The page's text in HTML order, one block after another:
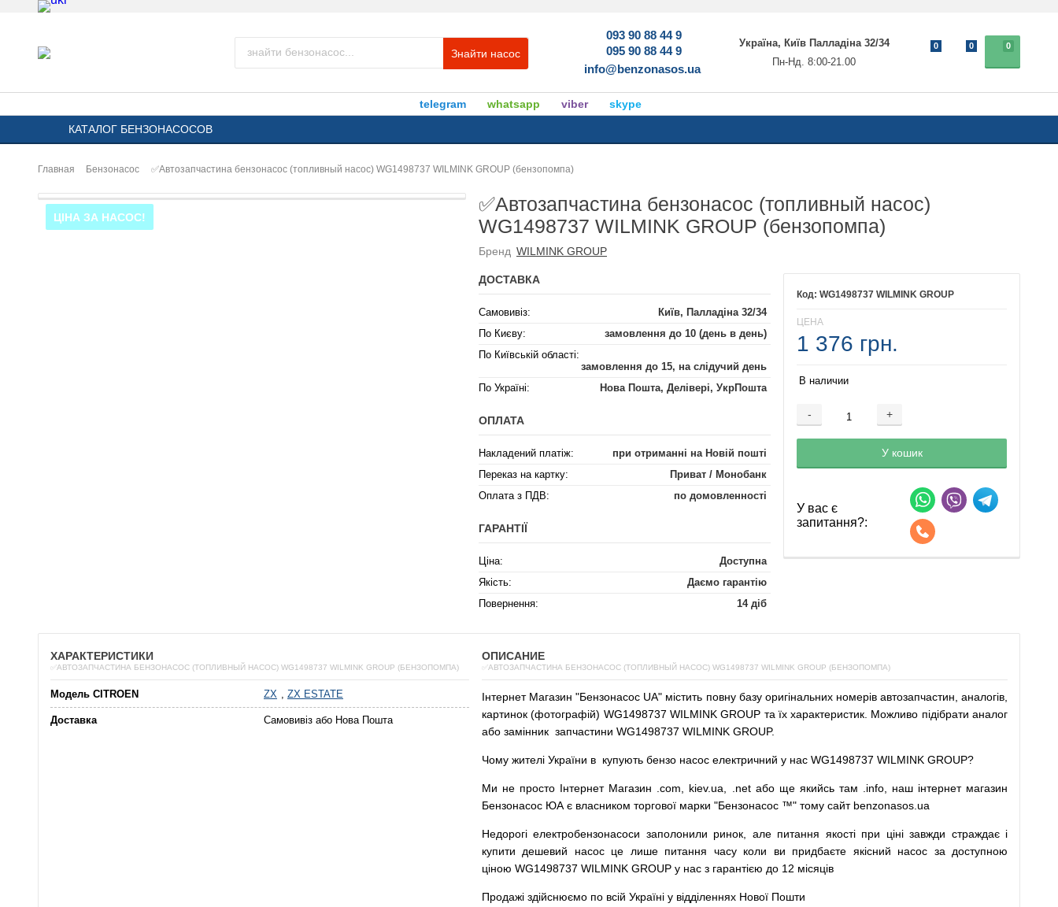
Знайти насос
093 90 88 44 9
095 90 88 44 9
info@benzonasos.ua
Україна, Київ Палладіна 32/34
Пн-Нд. 8:00-21.00
0
0 0
telegram whatsapp viber
skype
КАТАЛОГ БЕНЗОНАСОСОВ
Главная Бензонасос ✅Автозапчастина бензонасос (топливный насос) WG1498737 WILMINK GROUP (бензопомпа)
ЦІНА ЗА НАСОС!
✅Автозапчастина бензонасос (топливный насос)
WG1498737 WILMINK GROUP (бензопомпа)
Бренд WILMINK GROUP
WG1498737 WILMINK GROUP
ЦЕНА
1 376 грн.
В наличии
- +
Добавляется...
У кошик
Добавлен
У вас є
запитання?:
ДОСТАВКА
Самовивіз:
Київ, Палладіна 32/34
По Києву:
замовлення до 10 (день в день)
По Київській області:
замовлення до 15, на слідучий день
По Україні:
Нова Пошта, Делівері, УкрПошта
ОПЛАТА
Накладений платіж:
при отриманні на Новій пошті
Переказ на картку:
Приват / Монобанк
Оплата з ПДВ:
по домовленності
ГАРАНТІЇ
Ціна:
Доступна
Якість:
Даємо гарантію
Повернення:
14 діб
ХАРАКТЕРИСТИКИ
✅АВТОЗАПЧАСТИНА БЕНЗОНАСОС (ТОПЛИВНЫЙ НАСОС) WG1498737 WILMINK GROUP (БЕНЗОПОМПА)
Модель CITROEN ZX , ZX ESTATE
Доставка Самовивіз або Нова Пошта
ОПИСАНИЕ
✅АВТОЗАПЧАСТИНА БЕНЗОНАСОС (ТОПЛИВНЫЙ НАСОС) WG1498737 WILMINK GROUP (БЕНЗОПОМПА)
Інтернет Магазин "Бензонасос UA" містить повну базу оригінальних номерів автозапчастин аналогів
картинок (фотографій) WG1498737 WILMINK GROUP та їх характеристик. Можливо підібрати аналог
або замінник запчастини WG1498737 WILMINK GROUP.
Чому жителі України в купують бензо насос електричний у нас WG1498737 WILMINK GROUP?
Ми не просто Інтернет Магазин .com kiev.ua .net або ще якийсь там .info, наш інтернет магазин
Бензонасос ЮА є власником торгової марки "Бензонасос ™" тому сайт benzonasos.ua
Недорогі електробензонасоси заполонили ринок але питання якості при ціні завжди страждає і
купити
дешевий насос це лише питання часу коли ви придбаєте якісний насос за доступною
ціною WG1498737 WILMINK GROUP у нас з гарантією до 12 місяців
Продажі здійснюємо по всій Україні у відділеннях Нової Пошти